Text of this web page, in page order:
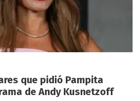
que pidió Pampita
de Andy Kusnetzoff